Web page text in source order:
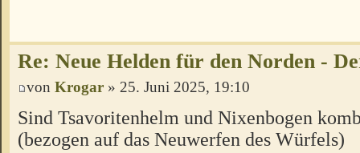
Re: Neue Helden für den Norden -
von Krogar » 25. Juni 2025, 19:10
Sind Tsavoritenhelm und Nixenbogen
(bezogen auf das Neuwerfen des Würfels)